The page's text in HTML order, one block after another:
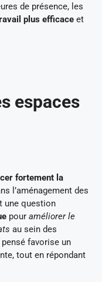
de présence, les
plus efficace et
espaces
fortement la
l’aménagement des
une question
pour améliorer le
au sein des
favorise un
tout en répondant